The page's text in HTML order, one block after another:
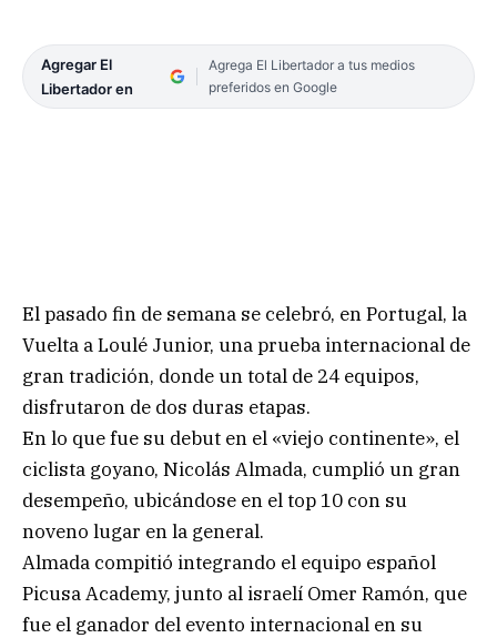
Agregar El
Libertador en
Agrega El Libertador a tus medios
preferidos en Google
El pasado fin de semana se celebró, en Portugal, la
Vuelta a Loulé Junior, una prueba internacional de
gran tradición, donde un total de 24 equipos,
disfrutaron de dos duras etapas.
En lo que fue su debut en el «viejo continente», el
ciclista goyano, Nicolás Almada, cumplió un gran
desempeño, ubicándose en el top 10 con su
noveno lugar en la general.
Almada compitió integrando el equipo español
Picusa Academy, junto al israelí Omer Ramón, que
fue el ganador del evento internacional en su